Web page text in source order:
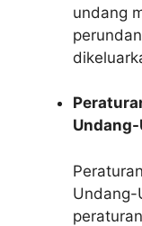
undang
Undang-